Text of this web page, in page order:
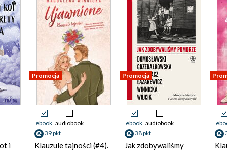
i
Promocja
ebook audiobook
39 pkt
Klauzule tajności (#4).
Promocja
ebook audiobook
38 pkt
Jak zdobywaliśmy